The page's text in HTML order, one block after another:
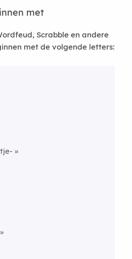
met
Scrabble en andere
met de volgende letters: